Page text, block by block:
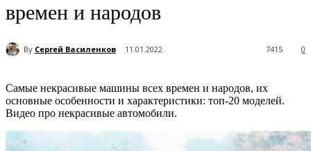
времен и народов
By Сергей Василенков 11.01.2022 0
7415
Самые некрасивые машины всех времен и народов, их
основные особенности и характеристики: топ-20 моделей.
Видео про некрасивые автомобили.